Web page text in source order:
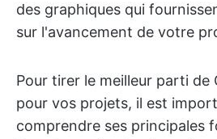
des graphiques qui
sur l'avancement de votre
Pour tirer le meilleur parti de
pour vos projets, il est
comprendre ses principales